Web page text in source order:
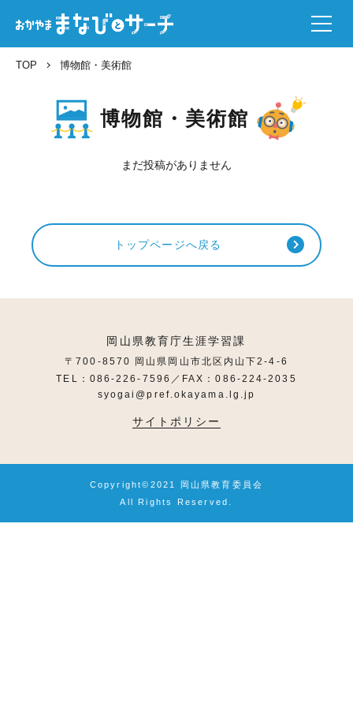
TOP 博物館・美術館
博物館・美術館
まだ投稿がありません
トップページへ戻る
岡山県教育庁生涯学習課
〒700-8570 岡山県岡山市北区内山下2-4-6
TEL：086-226-7596／FAX：086-224-2035
syogai@pref.okayama.lg.jp
サイトポリシー
Copyright©2021 岡山県教育委員会
All Rights Reserved.